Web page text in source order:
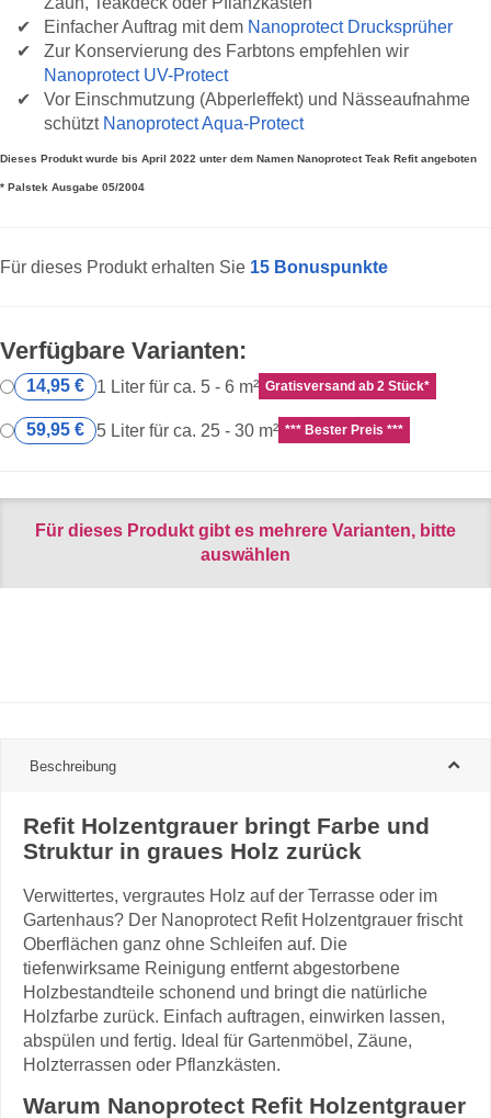
Einfacher Auftrag mit dem Nanoprotect Drucksprüher
Zur Konservierung des Farbtons empfehlen wir
Nanoprotect UV-Protect
Vor Einschmutzung (Abperleffekt) und Nässeaufnahme
schützt Nanoprotect Aqua-Protect
Dieses Produkt wurde bis April 2022 unter dem Namen Nanoprotect Teak Refit angeboten
* Palstek Ausgabe 05/2004
Für dieses Produkt erhalten Sie 15 Bonuspunkte
Verfügbare Varianten:
14,95 € 1 Liter für ca. 5 - 6 m² Gratisversand ab 2 Stück*
59,95 € 5 Liter für ca. 25 - 30 m² *** Bester Preis ***
Für dieses Produkt gibt es mehrere Varianten, bitte
auswählen
Beschreibung
Refit Holzentgrauer bringt Farbe und
Struktur in graues Holz zurück
Verwittertes, vergrautes Holz auf der Terrasse oder im
Gartenhaus? Der Nanoprotect Refit Holzentgrauer frischt
Oberflächen ganz ohne Schleifen auf. Die
tiefenwirksame Reinigung entfernt abgestorbene
Holzbestandteile schonend und bringt die natürliche
Holzfarbe zurück. Einfach auftragen, einwirken lassen,
abspülen und fertig. Ideal für Gartenmöbel, Zäune,
Holzterrassen oder Pflanzkästen.
Warum Nanoprotect Refit Holzentgrauer